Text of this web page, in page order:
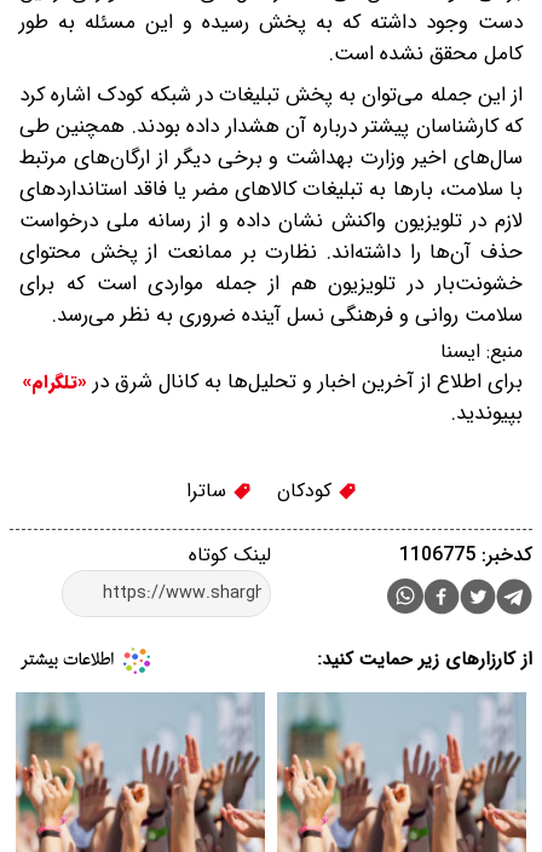
دست وجود داشته که به پخش رسیده و این مسئله به طور
کامل محقق نشده است.
از این جمله می‌توان به پخش تبلیغات در شبکه کودک اشاره کرد
که کارشناسان پیشتر درباره آن هشدار داده بودند. همچنین طی
سال‌های اخیر وزارت بهداشت و برخی دیگر از ارگان‌های مرتبط
با سلامت، بارها به تبلیغات کالاهای مضر یا فاقد استانداردهای
لازم در تلویزیون واکنش نشان داده و از رسانه ملی درخواست
حذف آن‌ها را داشته‌اند. نظارت بر ممانعت از پخش محتوای
خشونت‌بار در تلویزیون هم از جمله مواردی است که برای
سلامت روانی و فرهنگی نسل آینده ضروری به نظر می‌رسد.
منبع: ایسنا
برای اطلاع از آخرین اخبار و تحلیل‌ها به کانال شرق در «تلگرام»
بپیوندید.
کودکان ساترا
لینک کوتاه کدخبر: 1106775
از کارزارهای زیر حمایت کنید: